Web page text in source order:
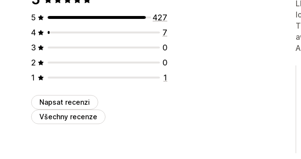
5
427
4
7
3
0
2
0
1
1
Napsat recenzi
Všechny recenze